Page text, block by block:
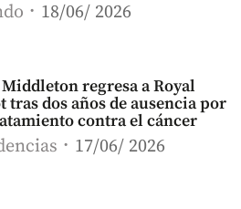
18/06/ 2026
regresa a Royal
tras dos años de ausencia por
contra el cáncer
17/06/ 2026